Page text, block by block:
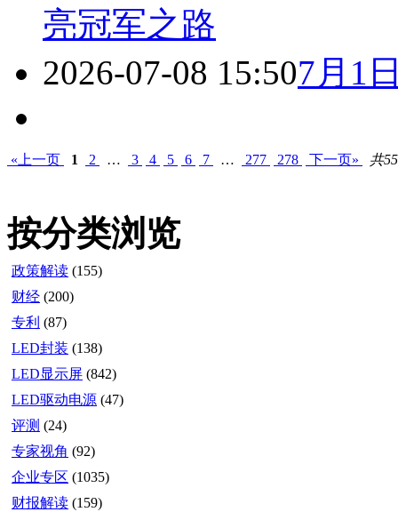
亮冠军之路
2026-07-08 15:507月1
«上一页 1 2 … 3 4 5 6 7 … 277 278 下一页» 共
按分类浏览
政策解读 (155)
财经 (200)
专利 (87)
LED封装 (138)
LED显示屏 (842)
LED驱动电源 (47)
评测 (24)
专家视角 (92)
企业专区 (1035)
财报解读 (159)